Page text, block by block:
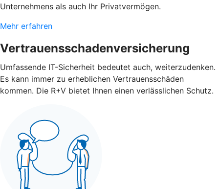
Unternehmens als auch Ihr Privatvermögen.
Mehr erfahren
Vertrauensschadenversicherung
Umfassende IT-Sicherheit bedeutet auch, weiterzudenken.
Es kann immer zu erheblichen Vertrauensschäden
kommen. Die R+V bietet Ihnen einen verlässlichen Schutz.